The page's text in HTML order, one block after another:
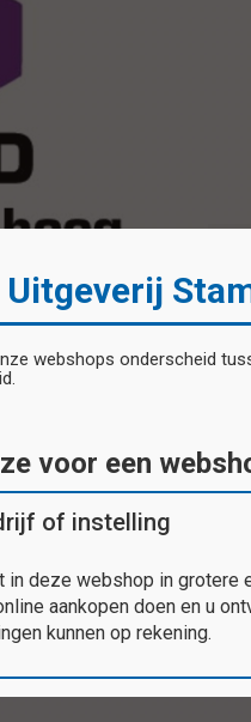
en te 'knutselen'. De
De set heeft een inhoud van
webshops onderscheid
voor een
of instelling
in deze webshop in grotere
aankopen doen en u
kunnen op rekening.